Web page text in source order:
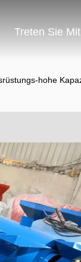
Treten Sie
hohe